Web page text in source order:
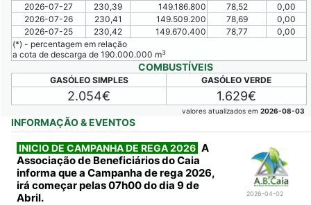
2026-07-27
230,39 149.186.800 78,52
0,00
2026-07-26
230,41 149.509.200 78,69
0,00
2026-07-25
230,42 149.670.400 78,77
0,00
(*) - percentagem em relação
a cota de descarga de 190.000.000 m3
COMBUSTÍVEIS
GASÓLEO SIMPLES GASÓLEO VERDE
2.054€ 1.629€
valores atualizados em 2026-08-03
INFORMAÇÃO & EVENTOS
INICIO DE CAMPANHA DE REGA 2026 A
Associação de Beneficiários do Caia
informa que a Campanha de rega 2026,
irá começar pelas 07h00 do dia 9 de
Abril.
2026-04-02